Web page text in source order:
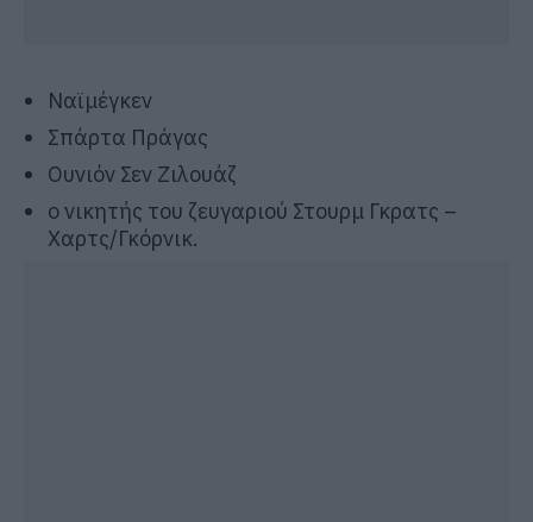
Ναϊμέγκεν
Σπάρτα Πράγας
Ουνιόν Σεν Ζιλουάζ
ο νικητής του ζευγαριού Στουρμ Γκρατς –
Χαρτς/Γκόρνικ.